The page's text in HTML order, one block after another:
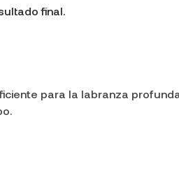
final.
para la labranza